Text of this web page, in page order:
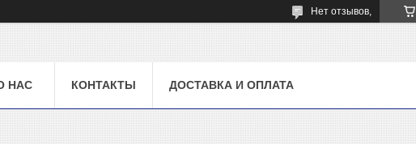
Нет отзывов,
НАС КОНТАКТЫ ДОСТАВКА И ОПЛАТА